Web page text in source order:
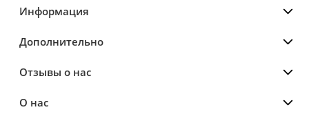
Информация
Дополнительно
Отзывы о нас
О нас